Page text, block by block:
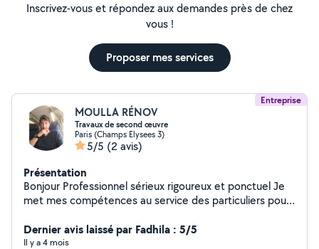
Inscrivez-vous et répondez aux demandes près de chez
vous !
Proposer mes services
Entreprise
MOULLA RÉNOV
Travaux de second œuvre
Paris (Champs Elysees 3)
5/5 (2 avis)
Présentation
Bonjour Professionnel sérieux rigoureux et ponctuel Je
met mes compétences au service des particuliers pour
Organisé et soigneur ,je veille à fournir un travail de
qualité réaliste dans les délais convenus Disponible et
Dernier avis laissé par Fadhila : 5/5
Il y a 4 mois